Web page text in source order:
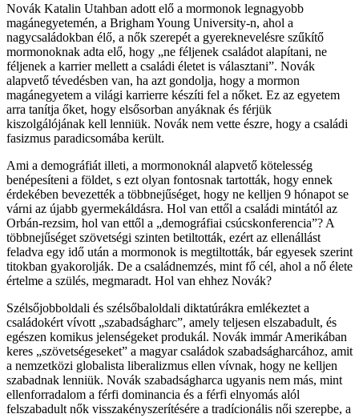
Novák Katalin Utahban adott elő a mormonok legnagyobb
magánegyetemén, a Brigham Young University-n, ahol a
nagycsaládokban élő, a nők szerepét a gyereknevelésre szűkítő
mormonoknak adta elő, hogy „ne féljenek családot alapítani, ne
féljenek a karrier mellett a családi életet is választani”. Novák
alapvető tévedésben van, ha azt gondolja, hogy a mormon
magánegyetem a világi karrierre készíti fel a nőket. Ez az egyetem
arra tanítja őket, hogy elsősorban anyáknak és férjük
kiszolgálójának kell lenniük. Novák nem vette észre, hogy a családi
fasizmus paradicsomába került.
Ami a demográfiát illeti, a mormonoknál alapvető kötelesség
benépesíteni a földet, s ezt olyan fontosnak tartották, hogy ennek
érdekében bevezették a többnejűséget, hogy ne kelljen 9 hónapot se
várni az újabb gyermekáldásra. Hol van ettől a családi mintától az
Orbán-rezsim, hol van ettől a „demográfiai csúcskonferencia”? A
többnejűséget szövetségi szinten betiltották, ezért az ellenállást
feladva egy idő után a mormonok is megtiltották, bár egyesek szerint
titokban gyakorolják. De a családnemzés, mint fő cél, ahol a nő élete
értelme a szülés, megmaradt. Hol van ehhez Novák?
Szélsőjobboldali és szélsőbaloldali diktatúrákra emlékeztet a
családokért vívott „szabadságharc”, amely teljesen elszabadult, és
egészen komikus jelenségeket produkál. Novák immár Amerikában
keres „szövetségeseket” a magyar családok szabadságharcához, amit
a nemzetközi globalista liberalizmus ellen vívnak, hogy ne kelljen
szabadnak lenniük. Novák szabadságharca ugyanis nem más, mint
ellenforradalom a férfi dominancia és a férfi elnyomás alól
felszabadult nők visszakényszerítésére a tradícionális női szerepbe, a